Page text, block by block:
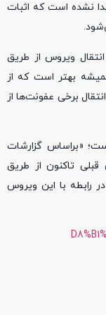
نشده است که اثبات
ویروس از طریق
بهتر است که از
برخی عفونت‌ها از
«براساس گزارشات
تاکنون از طریق
رابطه با این ویروس